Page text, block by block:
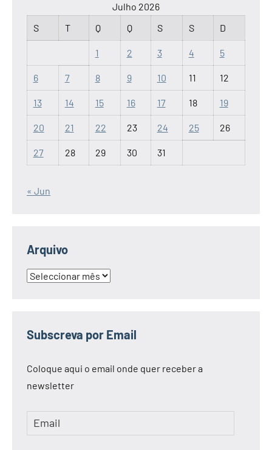
Julho 2026
S
T Q Q S S D
1 2 3 4 5
6 7 8 9 10 11 12
13 14 15 16 17 18 19
20 21 22 23 24 25 26
27 28 29 30 31
« Jun
Arquivo
Arquivo
Subscreva por Email
Coloque aqui o email onde quer receber a
newsletter
Email